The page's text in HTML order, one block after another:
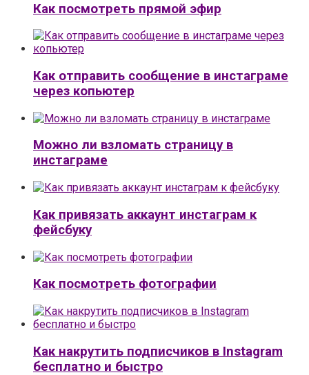
Как посмотреть прямой эфир
Как отправить сообщение в инстаграме
через копьютер
Можно ли взломать страницу в
инстаграме
Как привязать аккаунт инстаграм к
фейсбуку
Как посмотреть фотографии
Как накрутить подписчиков в Instagram
бесплатно и быстро